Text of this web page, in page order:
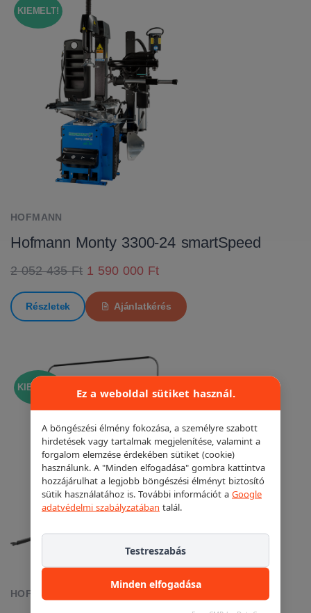
KIEMELT!
HOFMANN
Hofmann Monty 3300-24 smartSpeed
2 052 435 Ft 1 590 000 Ft
Részletek Ajánlatkérés
KIEMELT!
HOFMANN
Ez a weboldal sütiket használ.
A böngészési élmény fokozása, a személyre szabott
hirdetések vagy tartalmak megjelenítése, valamint a
forgalom elemzése érdekében sütiket (cookie)
használunk. A "Minden elfogadása" gombra kattintva
hozzájárulhat a legjobb böngészési élményt biztosító
sütik használatához is. További információt a Google
adatvédelmi szabályzatában talál.
Minden elfogadása
Testreszabás